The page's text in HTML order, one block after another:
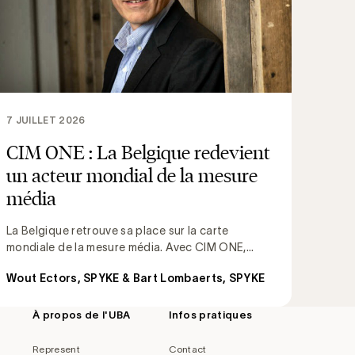
CIM ONE : La Belgique redevient
un acteur mondial de la mesure
média
La Belgique retrouve sa place sur la carte
mondiale de la mesure média. Avec CIM ONE,...
7 JUILLET 2026
Wout Ectors, SPYKE & Bart Lombaerts, SPYKE
À propos de l'UBA
Represent
Infos pratiques
Contact